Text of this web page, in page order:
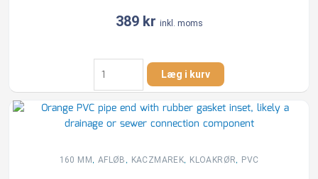
389 kr inkl. moms
Kaczmarek
160
x
2000
mm
kloakrør
Læg i kurv
160 MM, AFLØB , KACZMAREK, KLOAKRØR, PVC